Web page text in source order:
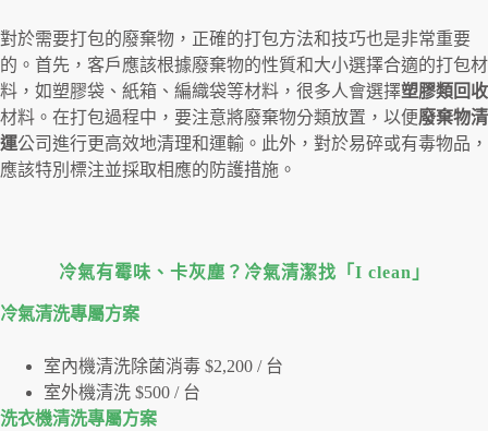
對於需要打包的廢棄物，正確的打包方法和技巧也是非常重要
的。首先，客戶應該根據廢棄物的性質和大小選擇合適的打包材
料，如塑膠袋、紙箱、編織袋等材料，很多人會選擇塑膠類回收
材料。在打包過程中，要注意將廢棄物分類放置，以便廢棄物清
運公司進行更高效地清理和運輸。此外，對於易碎或有毒物品，
應該特別標注並採取相應的防護措施。
冷氣有霉味、卡灰塵？冷氣清潔找「I clean」
冷氣清洗專屬⽅案
室內機清洗除菌消毒 $2,200 / 台
室外機清洗 $500 / 台
洗衣機清洗專屬⽅案